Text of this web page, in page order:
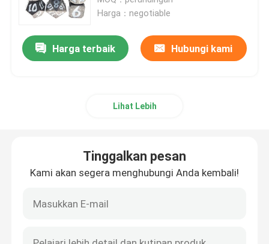
Harga：negotiable
Harga terbaik Hubungi kami
Lihat Lebih
Tinggalkan pesan
Kami akan segera menghubungi Anda kembali!